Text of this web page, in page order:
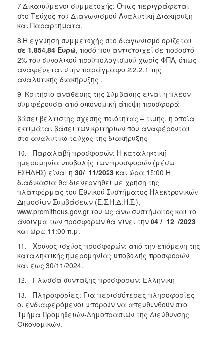
7.Δικαιούμενοι συμμετοχής: Όπως περιγράφεται
στο Τεύχος του Διαγωνισμού Αναλυτική Διακήρυξη
και Παραρτήματα.
8.Η εγγύηση συμμετοχής στο διαγωνισμό ορίζεται
σε 1.854,84 Ευρώ, ποσό που αντιστοιχεί σε ποσοστό
2% του συνολικού προϋπολογισμού χωρίς ΦΠΑ, όπως
αναφέρεται στην παράγραφο 2.2.2.1 της
αναλυτικής διακήρυξης .
9. Κριτήριο ανάθεσης της Σύμβασης είναι η πλέον
συμφέρουσα από οικονομική άποψη προσφορά
βάσει βέλτιστης σχέσης ποιότητας – τιμής, η οποία
εκτιμάται βάσει των κριτηρίων που αναφέρονται
στο αναλυτικό τεύχος της διακήρυξης
10. Παραλαβή προσφορών: Η καταληκτική
ημερομηνία υποβολής των προσφορών (μέσω
ΕΣΗΔΗΣ) είναι η 30/ 11/2023 και ώρα 15:00 Η
διαδικασία θα διενεργηθεί με χρήση της
πλατφόρμας του Εθνικού Συστήματος Ηλεκτρονικών
Δημοσίων Συμβάσεων (Ε.Σ.Η.Δ.Η.Σ.),
www.promitheus.gov.gr του ως άνω συστήματος και το
άνοιγμα των προσφορών θα γίνει την 04 / 12 /2023
και ώρα 11:00 π.μ.
11. Χρόνος ισχύος προσφορών: από την επόμενη της
καταληκτικής ημερομηνίας υποβολής προσφορών
και έως 30/11/2024.
12. Γλώσσα σύνταξης προσφορών: Ελληνική
13. Πληροφορίες: Για περισσότερες πληροφορίες
οι ενδιαφερόμενοι μπορούν να απευθυνθούν στο
Τμήμα Προμηθειών-Δημοπρασιών της Διεύθυνσης
Οικονομικών.